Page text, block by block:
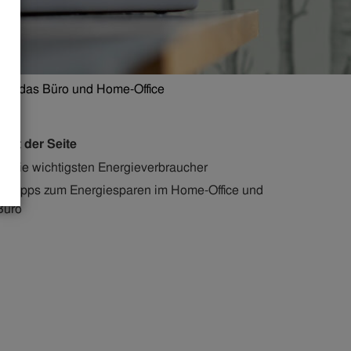
für das Büro und Home-Office
der Seite
Die wichtigsten Energieverbraucher
Tipps zum Energiesparen im Home-Office und